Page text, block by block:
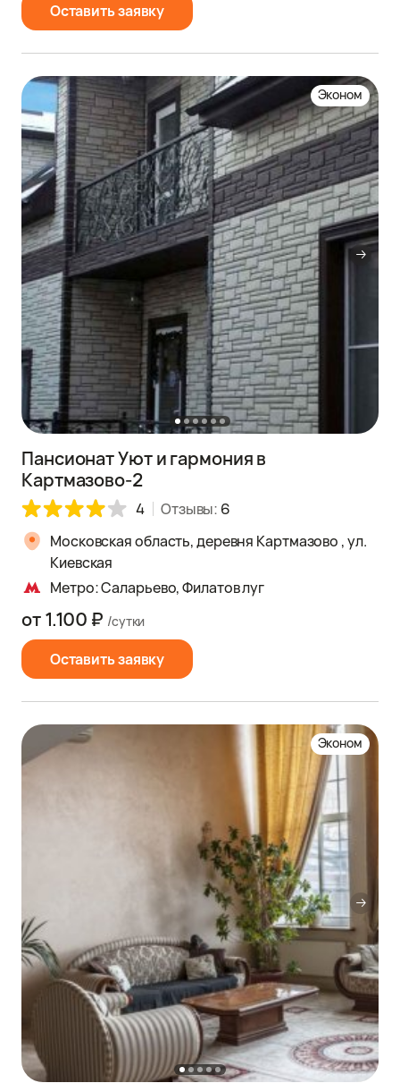
Оставить заявку
Эконом
Пансионат Уют и гармония в
Картмазово-2
4 Отзывы: 6
Московская область, деревня Картмазово , ул.
Киевская
Метро: Саларьево, Филатов луг
Оставить заявку
от 1.100 ₽ /сутки
Эконом